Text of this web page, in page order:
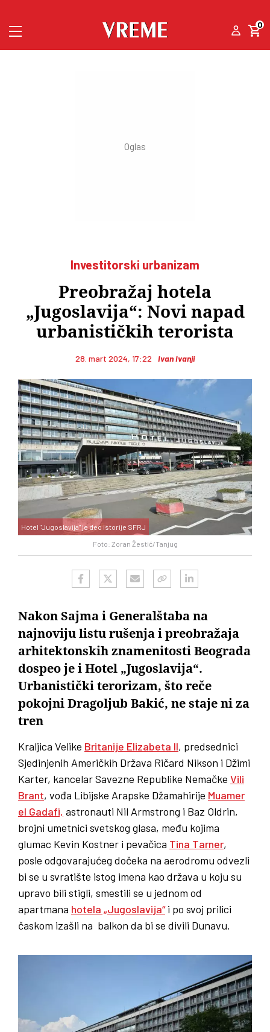
0
Investitorski urbanizam
Preobražaj hotela
„Jugoslavija“: Novi napad
urbanističkih terorista
28. mart 2024, 17:22 Ivan Ivanji
Foto: Zoran Žestić/Tanjug
Hotel "Jugoslavija" je deo istorije SFRJ
Nakon Sajma i Generalštaba na
najnoviju listu rušenja i preobražaja
arhitektonskih znamenitosti Beograda
dospeo je i Hotel „Jugoslavija“.
Urbanistički terorizam, što reče
pokojni Dragoljub Bakić, ne staje ni za
tren
Kraljica Velike Britanije Elizabeta II, predsednici
Sjedinjenih Američkih Država Ričard Nikson i Džimi
Karter, kancelar Savezne Republike Nemačke Vili
Brant, vođa Libijske Arapske Džamahirije Muamer
el Gadafi, astronauti Nil Armstrong i Baz Oldrin,
brojni umetnici svetskog glasa, među kojima
glumac Kevin Kostner i pevačica Tina Tarner,
posle odgovarajućeg dočeka na aerodromu odvezli
bi se u svratište istog imena kao država u koju su
upravo bili stigli, smestili se u jednom od
apartmana hotela „Jugoslavija“i po svoj prilici
časkom izašli na balkon da bi se divili Dunavu.